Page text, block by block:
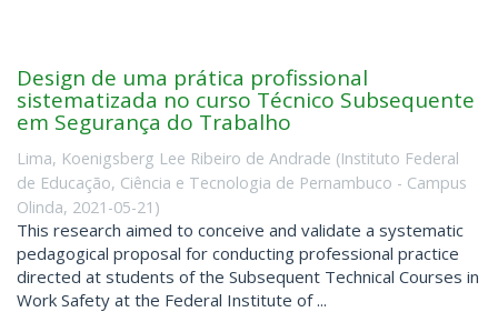
Design de uma prática profissional
sistematizada no curso Técnico Subsequente
em Segurança do Trabalho
Lima, Koenigsberg Lee Ribeiro de Andrade (Instituto Federal
de Educação, Ciência e Tecnologia de Pernambuco - Campus
Olinda, 2021-05-21 )
This research aimed to conceive and validate a systematic
pedagogical proposal for conducting professional practice
directed at students of the Subsequent Technical Courses in
Work Safety at the Federal Institute of ...